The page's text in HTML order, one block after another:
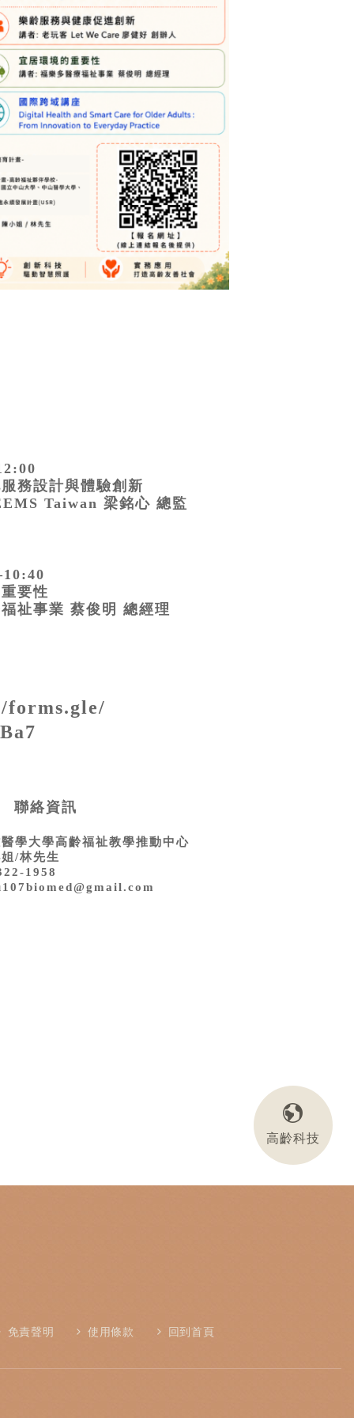
務設計與體驗創新
Taiwan 梁銘心 總監
要性
祉事業 蔡俊明 總經理
forms.gle/
聯絡資訊
學大學高齡福祉教學推動中心
/林先生
1958
免責聲明 使用條款 回到首頁
高齡科技